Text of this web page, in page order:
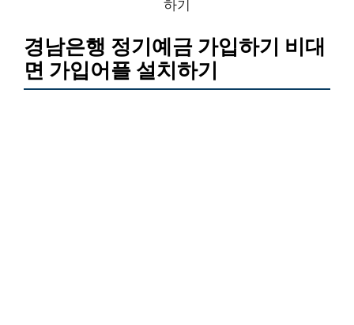
하기
경남은행 정기예금 가입하기 비대
면 가입어플 설치하기